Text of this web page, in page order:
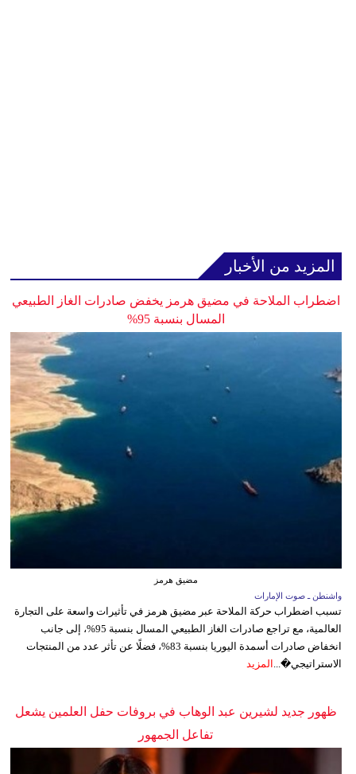
المزيد من الأخبار
اضطراب الملاحة في مضيق هرمز يخفض صادرات الغاز الطبيعي
المسال بنسبة 95%
مضيق هرمز
واشنطن ـ صوت الإمارات
تسبب اضطراب حركة الملاحة عبر مضيق هرمز في تأثيرات واسعة على التجارة
العالمية، مع تراجع صادرات الغاز الطبيعي المسال بنسبة 95%، إلى جانب
انخفاض صادرات أسمدة اليوريا بنسبة 83%، فضلًا عن تأثر عدد من المنتجات
الاستراتيجي�... المزيد
ظهور جديد لشيرين عبد الوهاب في بروفات حفل العلمين يشعل
تفاعل الجمهور